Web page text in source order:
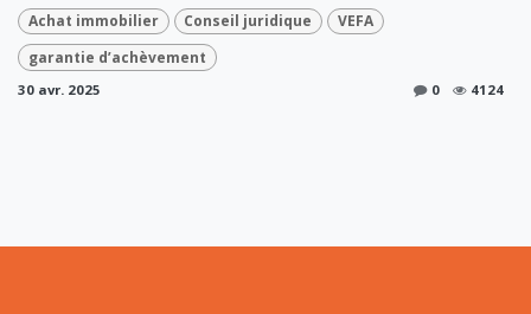
Achat immobilier Conseil juridique
VEFA
garantie d’achèvement
30 avr. 2025 0 4124